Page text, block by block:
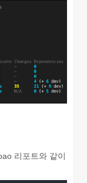
리포트와 같이